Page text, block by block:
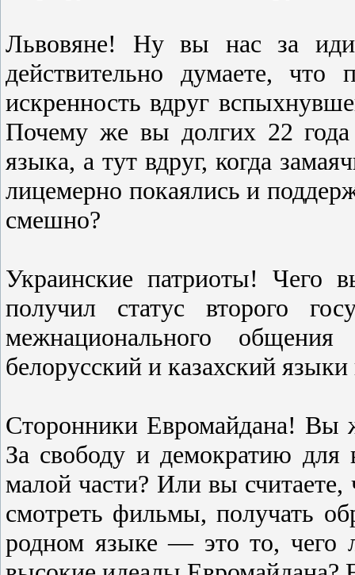
Львовяне! Ну вы нас за
действительно думаете, что
искренность вдруг
Почему же вы долгих 22 года
языка, а тут вдруг, когда
лицемерно покаялись и
смешно?
Украинские патриоты! Чего
получил статус второго
межнационального
белорусский и казахский языки
Сторонники Евромайдана! Вы
За свободу и демократию
малой части? Или вы считаете,
смотреть фильмы, получать
родном языке — это то,